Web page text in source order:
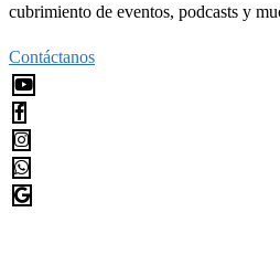
cubrimiento de eventos, podcasts y
Contáctanos